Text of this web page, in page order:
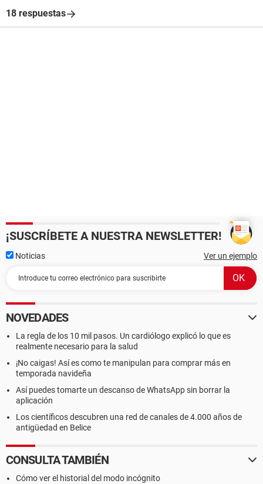
18 respuestas
¡SUSCRÍBETE A NUESTRA NEWSLETTER!
Noticias Ver un ejemplo
NOVEDADES
La regla de los 10 mil pasos. Un cardiólogo explicó lo que es
realmente necesario para la salud
¡No caigas! Así es como te manipulan para comprar más en
temporada navideña
Así puedes tomarte un descanso de WhatsApp sin borrar la
aplicación
Los científicos descubren una red de canales de 4.000 años de
antigüedad en Belice
CONSULTA TAMBIÉN
Cómo ver el historial del modo incógnito